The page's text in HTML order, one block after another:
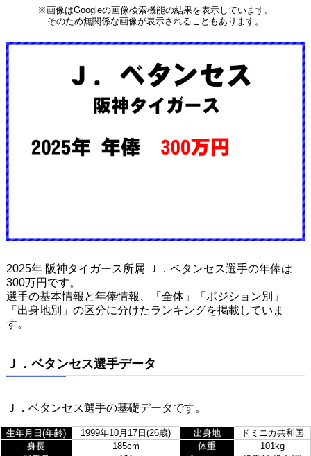
※画像はGoogleの画像検索機能の結果を表示しています。
そのため無関係な画像が表示されることもあります。
2025年 阪神タイガース所属 Ｊ．ベタンセス選手の年俸は
300万円です。
選手の基本情報と年俸情報、「全体」「ポジション別」
「出身地別」の区分に分けたランキングを掲載していま
す。
Ｊ．ベタンセス選手データ
Ｊ．ベタンセス選手の基礎データです。
生年月日(年齢) 1999年10月17日(26歳) 出身地
ドミニカ共和国
身長
185cm 体重
101kg